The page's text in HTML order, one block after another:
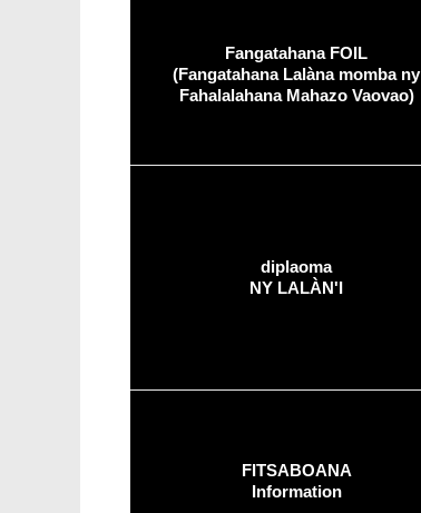
Fangatahana FOIL
(Fangatahana Lalàna momba ny
Fahalalahana Mahazo Vaovao)
diplaoma
NY LALÀN'I
FITSABOANA
Information